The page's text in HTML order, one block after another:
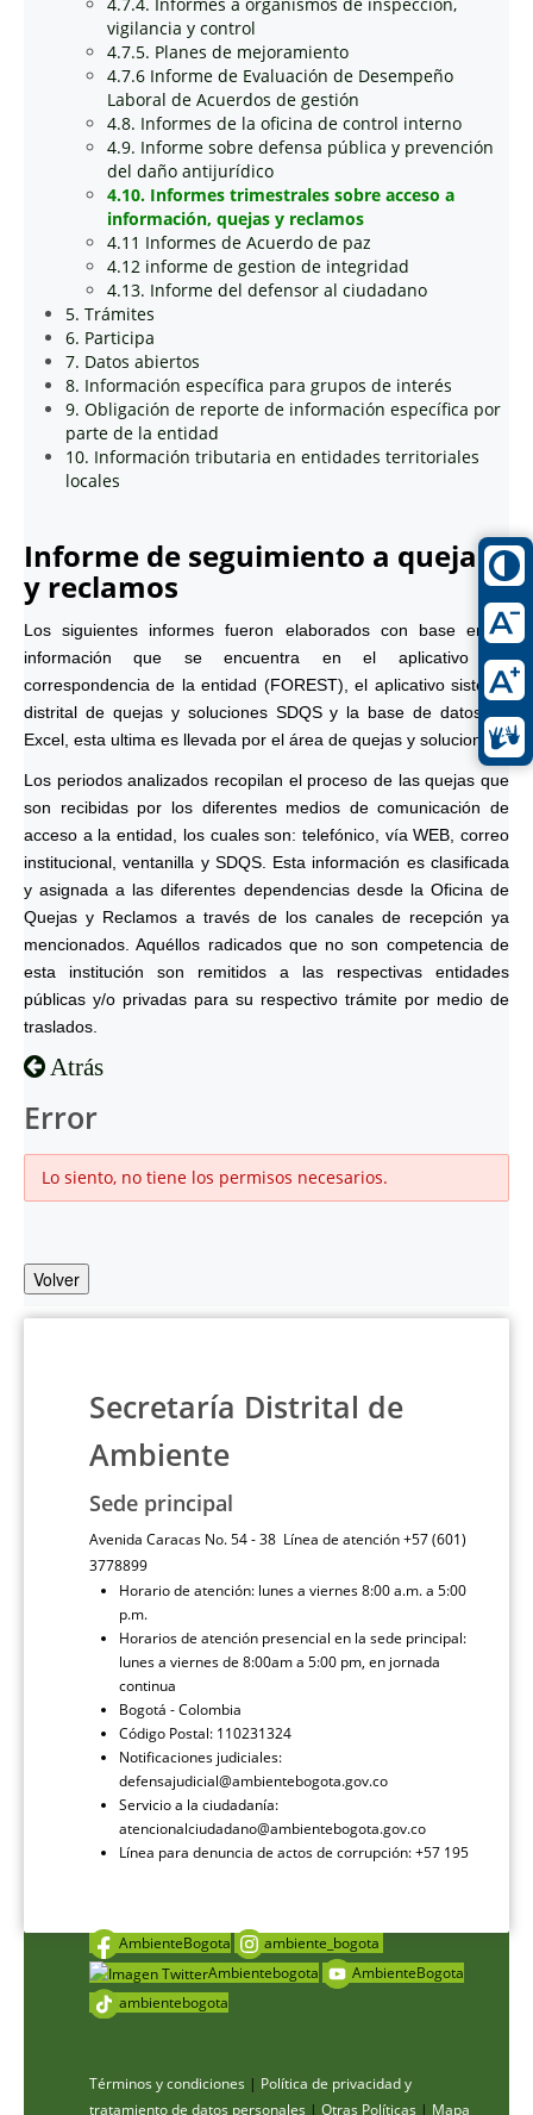
vigilancia y control
4.7.5. Planes de mejoramiento
4.7.6 Informe de Evaluación de Desempeño
Laboral de Acuerdos de gestión
4.8. Informes de la oficina de control interno
4.9. Informe sobre defensa pública y prevención
del daño antijurídico
4.10. Informes trimestrales sobre acceso a
información, quejas y reclamos
4.11 Informes de Acuerdo de paz
4.12 informe de gestion de integridad
4.13. Informe del defensor al ciudadano
5. Trámites
6. Participa
7. Datos abiertos
8. Información específica para grupos de interés
9. Obligación de reporte de información específica por
parte de la entidad
10. Información tributaria en entidades territoriales
locales
Informe de seguimiento a quejas
y reclamos
Los siguientes informes fueron elaborados con base en la
información que se encuentra en el aplicativo de
correspondencia de la entidad (FOREST), el aplicativo sistema
distrital de quejas y soluciones SDQS y la base de datos en
Excel, esta ultima es llevada por el área de quejas y soluciones.
Los periodos analizados recopilan el proceso de las quejas que
son recibidas por los diferentes medios de comunicación de
acceso a la entidad, los cuales son: telefónico, vía WEB, correo
institucional, ventanilla y SDQS. Esta información es clasificada
y asignada a las diferentes dependencias desde la Oficina de
Quejas y Reclamos a través de los canales de recepción ya
mencionados. Aquéllos radicados que no son competencia de
esta institución son remitidos a las respectivas entidades
públicas y/o privadas para su respectivo trámite por medio de
traslados.
Atrás
Error
Lo siento, no tiene los permisos necesarios.
Volver
Secretaría Distrital de
Ambiente
Sede principal
Avenida Caracas No. 54 - 38 Línea de atención +57 (601)
3778899
Horario de atención: lunes a viernes 8:00 a.m. a 5:00
p.m.
Horarios de atención presencial en la sede principal:
lunes a viernes de 8:00am a 5:00 pm, en jornada
continua
Bogotá - Colombia
Código Postal: 110231324
Notificaciones judiciales:
defensajudicial@ambientebogota.gov.co
Servicio a la ciudadanía:
atencionalciudadano@ambientebogota.gov.co
Línea para denuncia de actos de corrupción: +57 195
AmbienteBogota
ambiente_bogota
Ambientebogota
AmbienteBogota
ambientebogota
Términos y condiciones | Política de privacidad y
tratamiento de datos personales | Otras Políticas | Mapa